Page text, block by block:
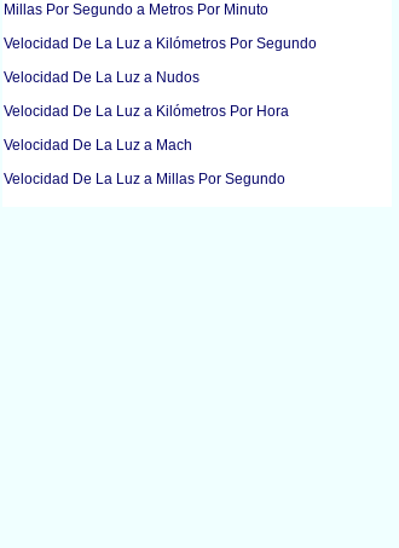
Millas Por Segundo a Metros Por Minuto
Velocidad De La Luz a Kilómetros Por Segundo
Velocidad De La Luz a Nudos
Velocidad De La Luz a Kilómetros Por Hora
Velocidad De La Luz a Mach
Velocidad De La Luz a Millas Por Segundo